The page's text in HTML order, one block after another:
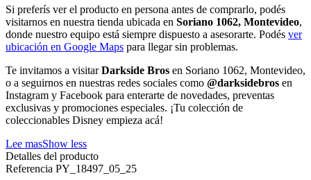
Si preferís ver el producto en persona antes de comprarlo, podés
visitarnos en nuestra tienda ubicada en Soriano 1062, Montevideo,
donde nuestro equipo está siempre dispuesto a asesorarte. Podés ver
ubicación en Google Maps para llegar sin problemas.
Te invitamos a visitarDarkside Bros en Soriano 1062, Montevideo,
o a seguirnos en nuestras redes sociales como @darksidebros en
Instagram y Facebook para enterarte de novedades, preventas
exclusivas y promociones especiales. ¡Tu colección de
coleccionables Disney empieza acá!
Lee masShow less
Detalles del producto
Referencia PY_18497_05_25